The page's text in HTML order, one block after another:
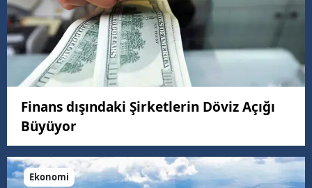
Finans dışındaki Şirketlerin Döviz Açığı
Büyüyor
Ekonomi